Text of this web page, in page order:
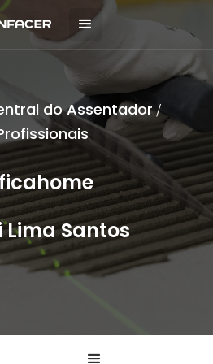
do Assentador/
Lima Santos